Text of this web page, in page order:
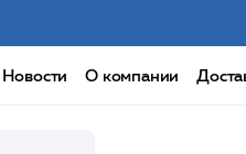
Новости О компании